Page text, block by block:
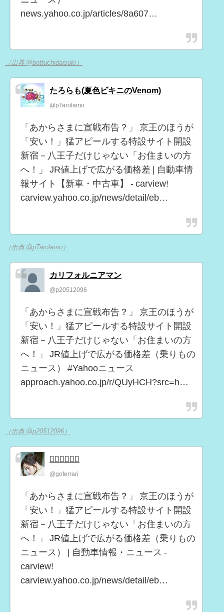
news.yahoo.co.jp/articles/8a607…
（出典 @bottuchidaisuki）
たろらも(夏色ビキニのVenom)
@pTarolamo
「あからさまに宣戦布告？」 京王のほうが
「安い！」猛アピールする特設サイト開設
新宿－八王子だけじゃない「お住まいの方
へ！」 JR値上げで広がる価格差 | 自動車情
報サイト【新車・中古車】 - carview!
carview.yahoo.co.jp/news/detail/eb…
（出典 @pTarolamo）
カリフォルニアマン
@p20512096
「あからさまに宣戦布告？」 京王のほうが
「安い！」猛アピールする特設サイト開設
新宿－八王子だけじゃない「お住まいの方
へ！」 JR値上げで広がる価格差（乗りもの
ニュース） #Yahooニュース
approach.yahoo.co.jp/r/QUyHCH?src=h…
（出典 @p20512096）
🏄‍♂️🏄‍♂️🏄‍♂️
@goferrari
「あからさまに宣戦布告？」 京王のほうが
「安い！」猛アピールする特設サイト開設
新宿－八王子だけじゃない「お住まいの方
へ！」 JR値上げで広がる価格差（乗りもの
ニュース） | 自動車情報・ニュース -
carview!
carview.yahoo.co.jp/news/detail/eb…